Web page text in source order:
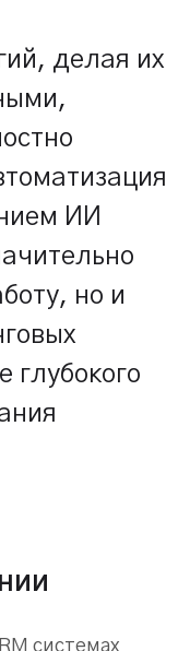
делая их
ИИ
но и
глубокого
системах